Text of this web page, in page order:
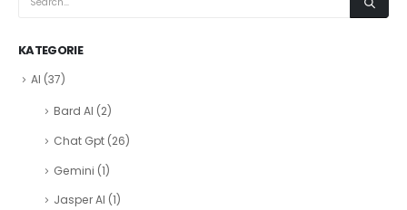
KATEGORIE
AI (37)
Bard AI (2)
Chat Gpt (26)
Gemini (1)
Jasper AI (1)